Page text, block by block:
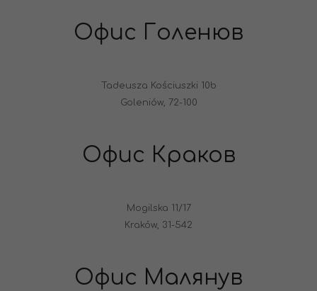
Офис Голенюв
Tadeusza Kościuszki 10b
Goleniów, 72-100
Офис Краков
Mogilska 11/17
Kraków, 31-542
Офис Малянув